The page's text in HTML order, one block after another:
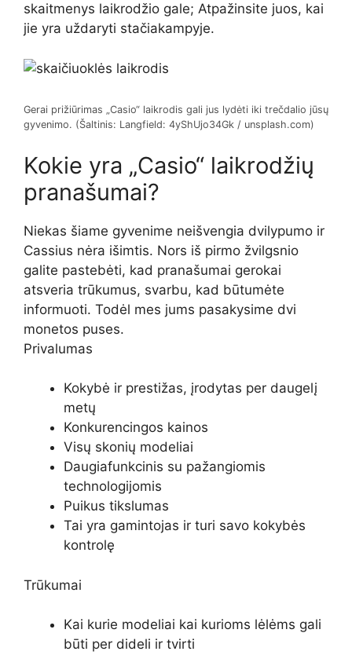
skaitmenys laikrodžio gale; Atpažinsite juos, kai
jie yra uždaryti stačiakampyje.
Gerai prižiūrimas „Casio“ laikrodis gali jus lydėti iki trečdalio jūsų
gyvenimo. (Šaltinis: Langfield: 4yShUjo34Gk / unsplash.com)
Kokie yra „Casio“ laikrodžių
pranašumai?
Niekas šiame gyvenime neišvengia dvilypumo ir
Cassius nėra išimtis. Nors iš pirmo žvilgsnio
galite pastebėti, kad pranašumai gerokai
atsveria trūkumus, svarbu, kad būtumėte
informuoti. Todėl mes jums pasakysime dvi
monetos puses.
Privalumas
Kokybė ir prestižas, įrodytas per daugelį
metų
Konkurencingos kainos
Visų skonių modeliai
Daugiafunkcinis su pažangiomis
technologijomis
Puikus tikslumas
Tai yra gamintojas ir turi savo kokybės
kontrolę
Trūkumai
Kai kurie modeliai kai kurioms lėlėms gali
būti per dideli ir tvirti